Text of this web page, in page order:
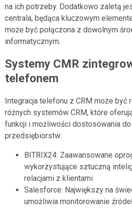
na ich potrzeby. Dodatkowo zaletą
centrala, będąca kluczowym
może być połączona z dowolnym
informatycznym.
Systemy CMR
telefonem
Integracja telefonu z CRM może być
różnych systemów CRM, które
funkcji i możliwości dostosowania
przedsiębiorstw:
BITRIX24: Zaawansowane
wykorzystujące sztuczną
relacjami z klientami
Salesforce: Największy na
umożliwia monitorowanie